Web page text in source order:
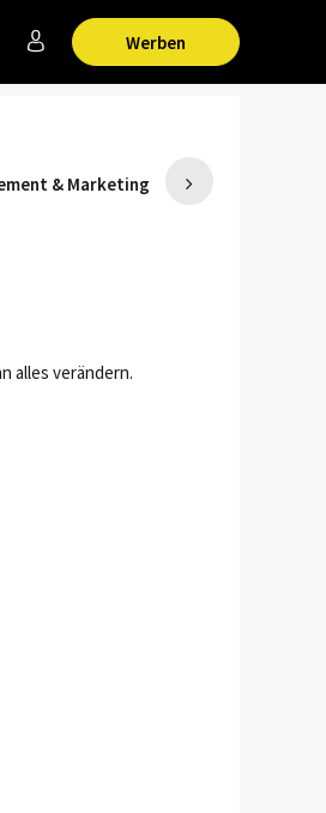
Werben
& Marketing
alles verändern.